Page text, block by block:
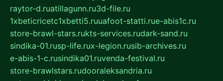
raytor-d.ruatillagunn.ru3d-file.ru
1xbeticricetc1xbetti5.ruuafoot-statti.rue-abis1c.ru
store-brawl-stars.rukts-services.rudark-sand.ru
sindika-01.rusp-life.rux-legion.rusib-archives.ru
e-abis-1-c.rusindika01.ruvenda-festival.ru
store-brawlstars.rudooraleksandria.ru